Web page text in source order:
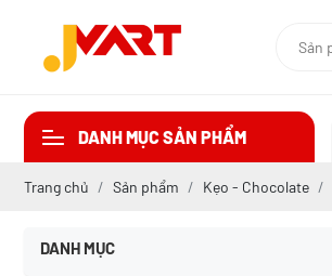
DANH MỤC SẢN PHẨM
Trang chủ Sản phẩm Kẹo - Chocolate
DANH MỤC